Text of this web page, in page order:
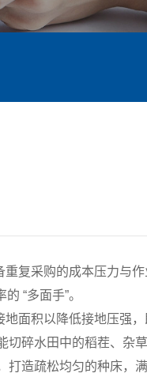
重复采购的成本压力与
“多面手”。
面积以降低接地压强，
切碎水田中的稻茬、杂
打造疏松均匀的种床，